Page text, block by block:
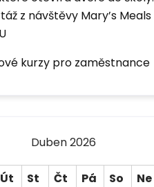
z návštěvy Mary’s Meals
kurzy pro zaměstnance
Duben 2026
Út St Čt Pá So
Ne